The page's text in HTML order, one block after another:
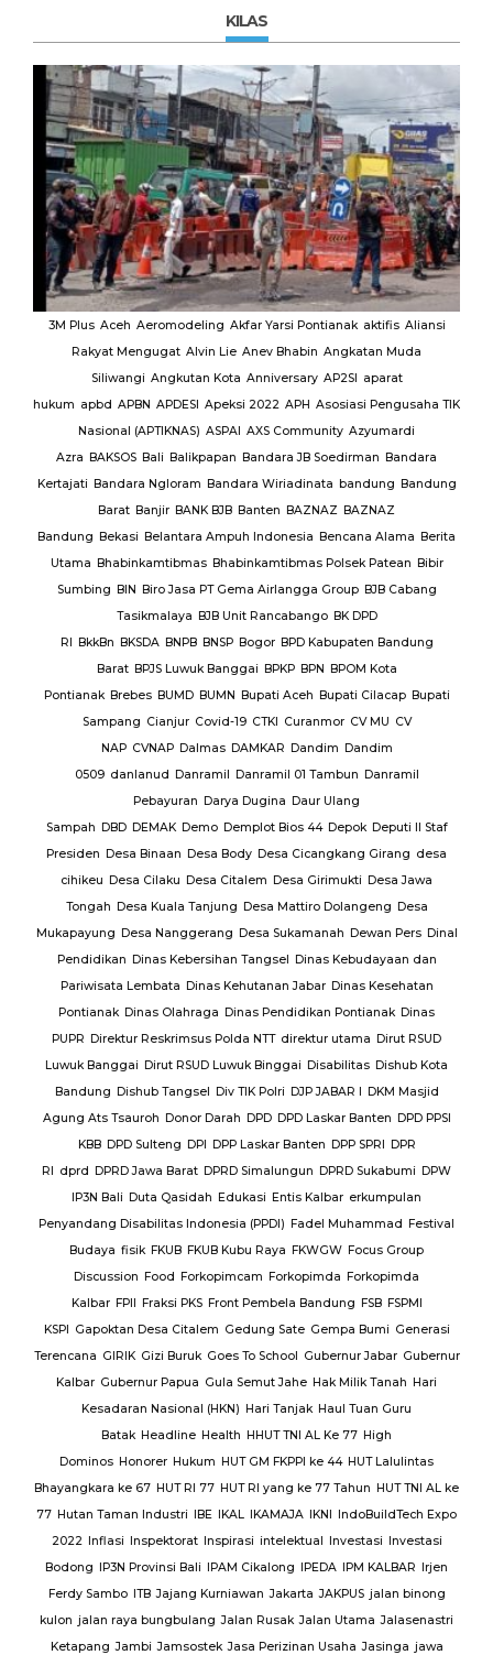
KILAS
3M Plus Aceh Aeromodeling Akfar Yarsi Pontianak aktifis Aliansi
Rakyat Mengugat Alvin Lie Anev Bhabin Angkatan Muda
Siliwangi Angkutan Kota Anniversary AP2SI aparat
hukum apbd APBN APDESI Apeksi 2022 APH Asosiasi Pengusaha TIK
Nasional (APTIKNAS) ASPAI AXS Community Azyumardi
Azra BAKSOS Bali Balikpapan Bandara JB Soedirman Bandara
Kertajati Bandara Ngloram Bandara Wiriadinata bandung Bandung
Barat Banjir BANK BJB Banten BAZNAZ BAZNAZ
Bandung Bekasi Belantara Ampuh Indonesia Bencana Alama Berita
Utama Bhabinkamtibmas Bhabinkamtibmas Polsek Patean Bibir
Sumbing BIN Biro Jasa PT Gema Airlangga Group BJB Cabang
Tasikmalaya BJB Unit Rancabango BK DPD
RI BkkBn BKSDA BNPB BNSP Bogor BPD Kabupaten Bandung
Barat BPJS Luwuk Banggai BPKP BPN BPOM Kota
Pontianak Brebes BUMD BUMN Bupati Aceh Bupati Cilacap Bupati
Sampang Cianjur Covid-19 CTKI Curanmor CV MU CV
NAP CVNAP Dalmas DAMKAR Dandim Dandim
0509 danlanud Danramil Danramil 01 Tambun Danramil
Pebayuran Darya Dugina Daur Ulang
Sampah DBD DEMAK Demo Demplot Bios 44 Depok Deputi II Staf
Presiden Desa Binaan Desa Body Desa Cicangkang Girang desa
cihikeu Desa Cilaku Desa Citalem Desa Girimukti Desa Jawa
Tongah Desa Kuala Tanjung Desa Mattiro Dolangeng Desa
Mukapayung Desa Nanggerang Desa Sukamanah Dewan Pers Dinal
Pendidikan Dinas Kebersihan Tangsel Dinas Kebudayaan dan
Pariwisata Lembata Dinas Kehutanan Jabar Dinas Kesehatan
Pontianak Dinas Olahraga Dinas Pendidikan Pontianak Dinas
PUPR Direktur Reskrimsus Polda NTT direktur utama Dirut RSUD
Luwuk Banggai Dirut RSUD Luwuk Binggai Disabilitas Dishub Kota
Bandung Dishub Tangsel Div TIK Polri DJP JABAR I DKM Masjid
Agung Ats Tsauroh Donor Darah DPD DPD Laskar Banten DPD PPSI
KBB DPD Sulteng DPI DPP Laskar Banten DPP SPRI DPR
RI dprd DPRD Jawa Barat DPRD Simalungun DPRD Sukabumi DPW
IP3N Bali Duta Qasidah Edukasi Entis Kalbar erkumpulan
Penyandang Disabilitas Indonesia (PPDI) Fadel Muhammad Festival
Budaya fisik FKUB FKUB Kubu Raya FKWGW Focus Group
Discussion Food Forkopimcam Forkopimda Forkopimda
Kalbar FPII Fraksi PKS Front Pembela Bandung FSB FSPMI
KSPI Gapoktan Desa Citalem Gedung Sate Gempa Bumi Generasi
Terencana GIRIK Gizi Buruk Goes To School Gubernur Jabar Gubernur
Kalbar Gubernur Papua Gula Semut Jahe Hak Milik Tanah Hari
Kesadaran Nasional (HKN) Hari Tanjak Haul Tuan Guru
Batak Headline Health HHUT TNI AL Ke 77 High
Dominos Honorer Hukum HUT GM FKPPI ke 44 HUT Lalulintas
Bhayangkara ke 67 HUT RI 77 HUT RI yang ke 77 Tahun HUT TNI AL ke
77 Hutan Taman Industri IBE IKAL IKAMAJA IKNI IndoBuildTech Expo
2022 Inflasi Inspektorat Inspirasi intelektual Investasi Investasi
Bodong IP3N Provinsi Bali IPAM Cikalong IPEDA IPM KALBAR Irjen
Ferdy Sambo ITB Jajang Kurniawan Jakarta JAKPUS jalan binong
kulon jalan raya bungbulang Jalan Rusak Jalan Utama Jalasenastri
Ketapang Jambi Jamsostek Jasa Perizinan Usaha Jasinga jawa